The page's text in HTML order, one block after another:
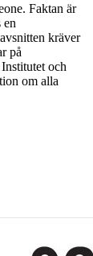
Faktan är
en
kräver
på
och
om alla